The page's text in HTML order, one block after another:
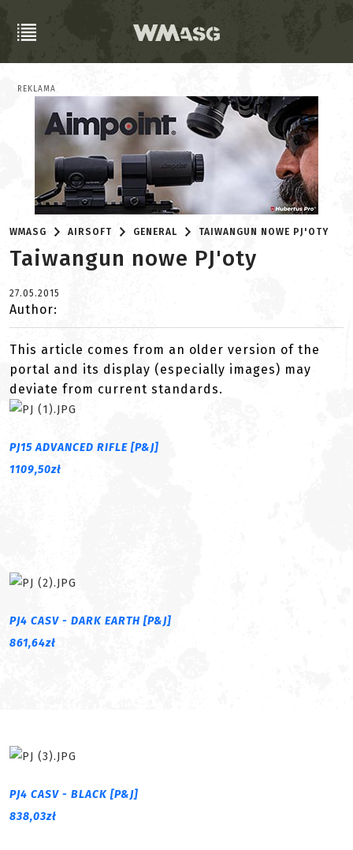
REKLAMA
WMASG AIRSOFT GENERAL TAIWANGUN NOWE PJ'OTY
Taiwangun nowe PJ'oty
27.05.2015
Author:
This article comes from an older version of the
portal and its display (especially images) may
deviate from current standards.
PJ15 ADVANCED RIFLE [P&J]
1109,50zł
PJ4 CASV - DARK EARTH [P&J]
861,64zł
PJ4 CASV - BLACK [P&J]
838,03zł